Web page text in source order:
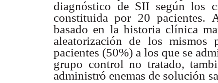
diagnóstico de SII según los
constituida por 20 pacientes.
basado en la historia clínica
aleatorización de los
pacientes (50%) a los que se
grupo control no tratado,
administró enemas de solución